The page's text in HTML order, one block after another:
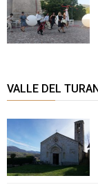
VALLE DEL